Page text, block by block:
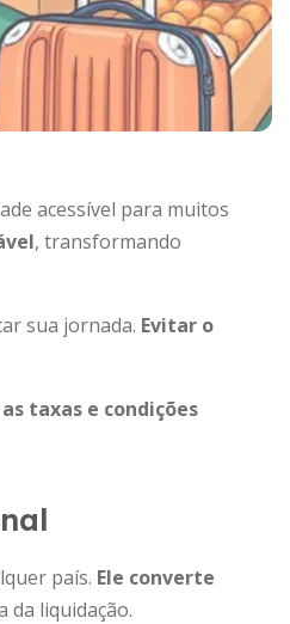
acessível para muitos
, transformando
sua jornada. Evitar o
taxas e condições
país. Ele converte
da liquidação.